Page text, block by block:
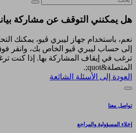
هل يمكنني التوقف عن مشاركة
نعم، باستخدام جهاز ليبري ڤيو، يمكنك
المتصلة&quot;.
العودة إلى الأسئلة الشائعة
تواصل معنا
إخلاء المسؤولية والمراجع